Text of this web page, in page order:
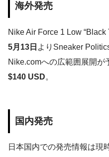
海外発売
Nike Air Force 1 Low “Black
5月13日 よりSneaker
Nike.comへの広範囲展開が
$140 USD。
国内発売
日本国内での発売情報は現